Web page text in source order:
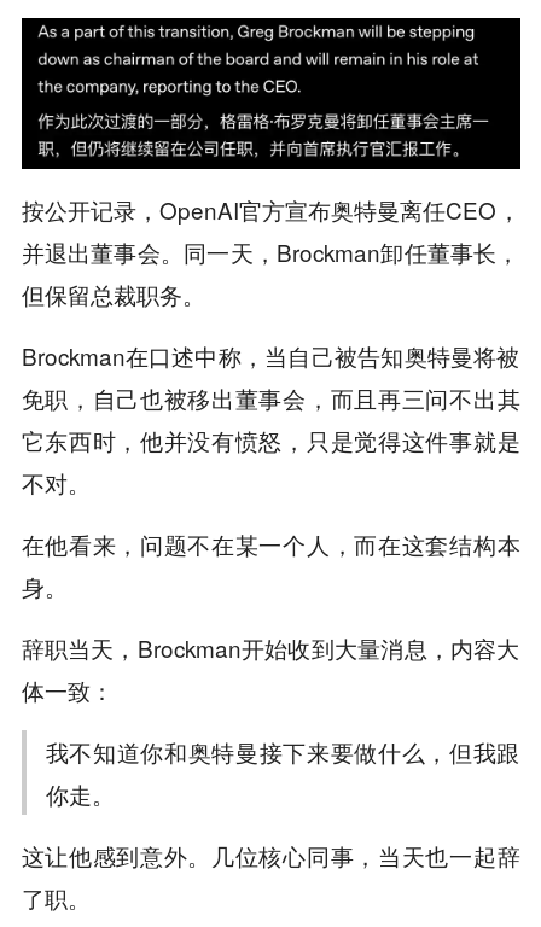
按公开记录，OpenAI官方宣布奥特曼离任CEO，
并退出董事会。同一天，Brockman卸任董事长，
但保留总裁职务。
Brockman在口述中称，当自己被告知奥特曼将被
免职，自己也被移出董事会，而且再三问不出其
它东西时，他并没有愤怒，只是觉得这件事就是
不对。
在他看来，问题不在某一个人，而在这套结构本
身。
辞职当天，Brockman开始收到大量消息，内容大
体一致：
我不知道你和奥特曼接下来要做什么，但我跟
你走。
这让他感到意外。几位核心同事，当天也一起辞
了职。